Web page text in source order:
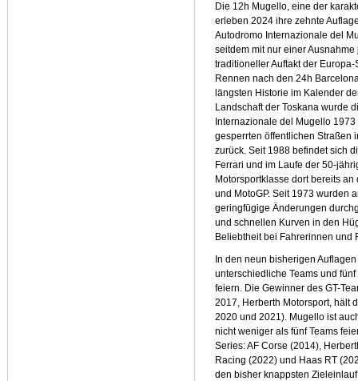
Die 12h Mugello, eine der
erleben 2024 ihre zehnte
Autodromo Internazionale del
seitdem mit nur einer
traditioneller Auftakt der
Rennen nach den 24h
längsten Historie im Kalender
Landschaft der Toskana wurde
Internazionale del Mugello
gesperrten öffentlichen Straßen
zurück. Seit 1988 befindet sich
Ferrari und im Laufe der 50-
Motorsportklasse dort bereits
und MotoGP. Seit 1973 wurden
geringfügige Änderungen
und schnellen Kurven in den
Beliebtheit bei Fahrerinnen und
In den neun bisherigen
unterschiedliche Teams und
feiern. Die Gewinner des GT-
2017, Herberth Motorsport, hält
2020 und 2021). Mugello ist
nicht weniger als fünf Teams
Series: AF Corse (2014),
Racing (2022) und Haas RT
den bisher knappsten